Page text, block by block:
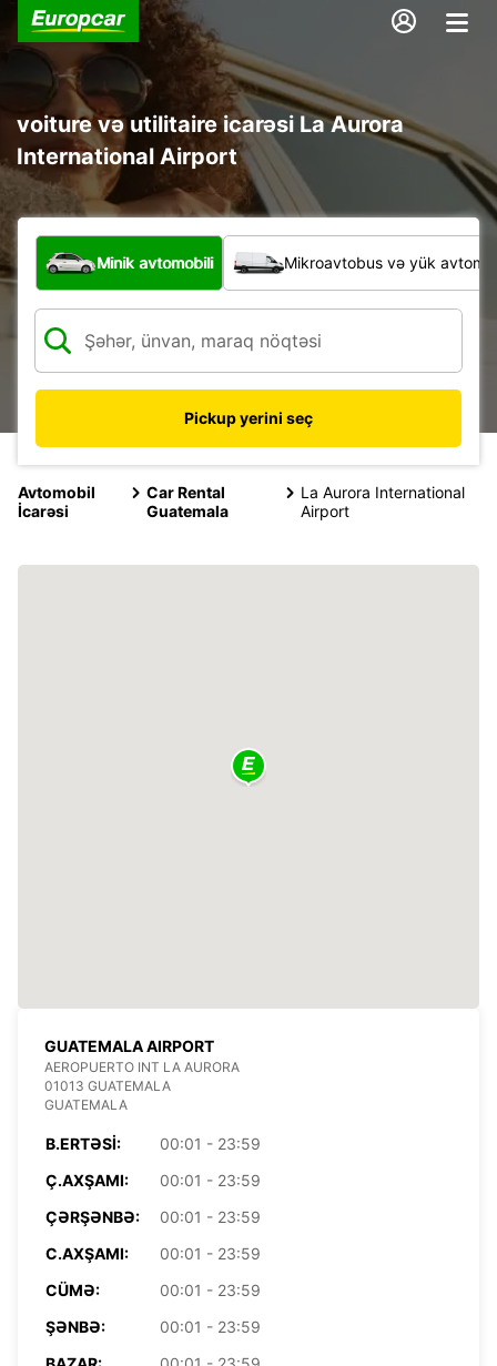
voiture və utilitaire icarəsi La Aurora
International Airport
Hansı növ nəqliyyat vasitəsi?
Minik avtomobili Mikroavtobus və yük
Pickup yerini seç
Avtomobil
İcarəsi
Car Rental
Guatemala
La Aurora International
Airport
GUATEMALA AIRPORT
AEROPUERTO INT LA AURORA
01013 GUATEMALA
GUATEMALA
B.ERTƏSI:
00:01 - 23:59
Ç.AXŞAMI:
00:01 - 23:59
ÇƏRŞƏNBƏ:
00:01 - 23:59
C.AXŞAMI:
00:01 - 23:59
CÜMƏ:
00:01 - 23:59
ŞƏNBƏ:
00:01 - 23:59